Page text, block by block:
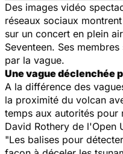
Des images vidéo
réseaux sociaux
sur un concert en plein
Seventeen. Ses
par la vague.
Une vague déclenchée
A la différence des
la proximité du volcan
temps aux autorités pour
David Rothery de l'Open
"Les balises pour